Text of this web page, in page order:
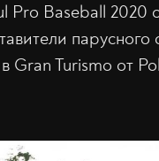
Pro Baseball 2020
парусного
Gran Turismo от